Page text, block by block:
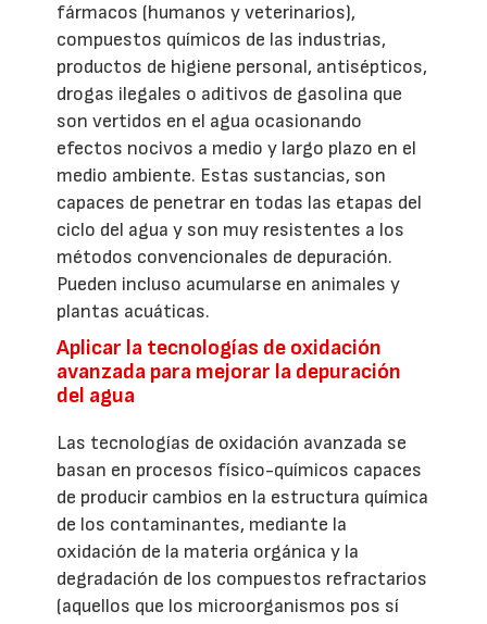
fármacos (humanos y veterinarios),
compuestos químicos de las industrias,
productos de higiene personal, antisépticos,
drogas ilegales o aditivos de gasolina que
son vertidos en el agua ocasionando
efectos nocivos a medio y largo plazo en el
medio ambiente. Estas sustancias, son
capaces de penetrar en todas las etapas del
ciclo del agua y son muy resistentes a los
métodos convencionales de depuración.
Pueden incluso acumularse en animales y
plantas acuáticas.
Aplicar la tecnologías de oxidación
avanzada para mejorar la depuración
del agua
Las tecnologías de oxidación avanzada se
basan en procesos físico-químicos capaces
de producir cambios en la estructura química
de los contaminantes, mediante la
oxidación de la materia orgánica y la
degradación de los compuestos refractarios
(aquellos que los microorganismos pos sí